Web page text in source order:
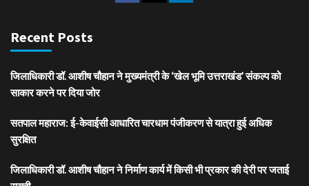
Recent Posts
जिलाधिकारी डॉ. आशीष चौहान ने मुख्यमंत्री के ‘खेल भूमि उत्तराखंड’ संकल्प को
साकार करने पर दिया जोर
सतपाल महाराज: ई-केवाईसी आधारित चारधाम पंजीकरण से यात्रा हुई अधिक
सुरक्षित
जिलाधिकारी डॉ. आशीष चौहान ने निर्माण कार्य में किसी भी प्रकार की देरी पर जताई